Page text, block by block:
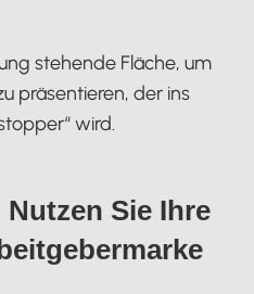
stehende Fläche, um
präsentieren, der ins
wird.
Sie Ihre